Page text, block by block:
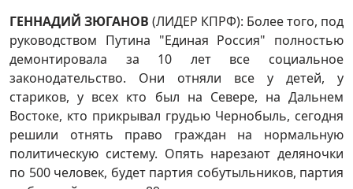
ГЕННАДИЙ ЗЮГАНОВ (ЛИДЕР КПРФ): Более того, под
руководством Путина "Единая Россия" полностью
демонтировала за 10 лет все социальное
законодательство. Они отняли все у детей, у
стариков, у всех кто был на Севере, на Дальнем
Востоке, кто прикрывал грудью Чернобыль, сегодня
решили отнять право граждан на нормальную
политическую систему. Опять нарезают деляночки
по 500 человек, будет партия собутыльников, партия